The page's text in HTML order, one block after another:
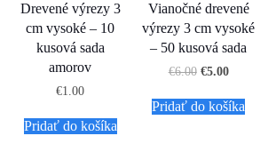
Drevené výrezy 3
cm vysoké – 10
kusová sada
amorov
€1.00
Pridať do košíka
Vianočné drevené
výrezy 3 cm vysoké
– 50 kusová sada
€6.00 €5.00
Pridať do košíka